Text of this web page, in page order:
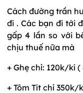
Cách đường trần
đi . Các bạn đi tới
gấp 4 lần so với
chịu thuế nữa mà
+ Ghẹ chỉ: 120k/kí (
+ Tôm Tít chỉ 350k/